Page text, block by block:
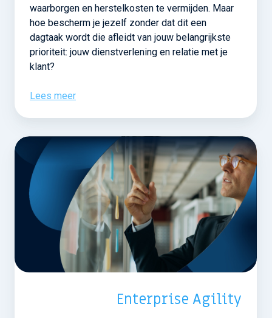
waarborgen en herstelkosten te vermijden. Maar
hoe bescherm je jezelf zonder dat dit een
dagtaak wordt die afleidt van jouw belangrijkste
prioriteit: jouw dienstverlening en relatie met je
klant?
Lees meer
Enterprise Agility